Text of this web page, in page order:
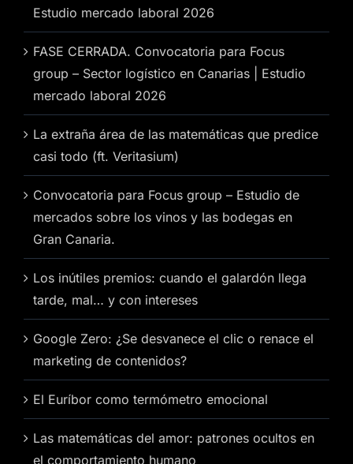
Estudio mercado laboral 2026
FASE CERRADA. Convocatoria para Focus
group – Sector logístico en Canarias | Estudio
mercado laboral 2026
La extraña área de las matemáticas que predice
casi todo (ft. Veritasium)
Convocatoria para Focus group – Estudio de
mercados sobre los vinos y las bodegas en
Gran Canaria.
Los inútiles premios: cuando el galardón llega
tarde, mal… y con intereses
Google Zero: ¿Se desvanece el clic o renace el
marketing de contenidos?
El Euríbor como termómetro emocional
Las matemáticas del amor: patrones ocultos en
el comportamiento humano